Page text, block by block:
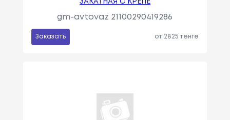
ЗАКАТНАЯ С КРЕПЕ
gm-avtovaz 21100290419286
Заказать от 2825 тенге